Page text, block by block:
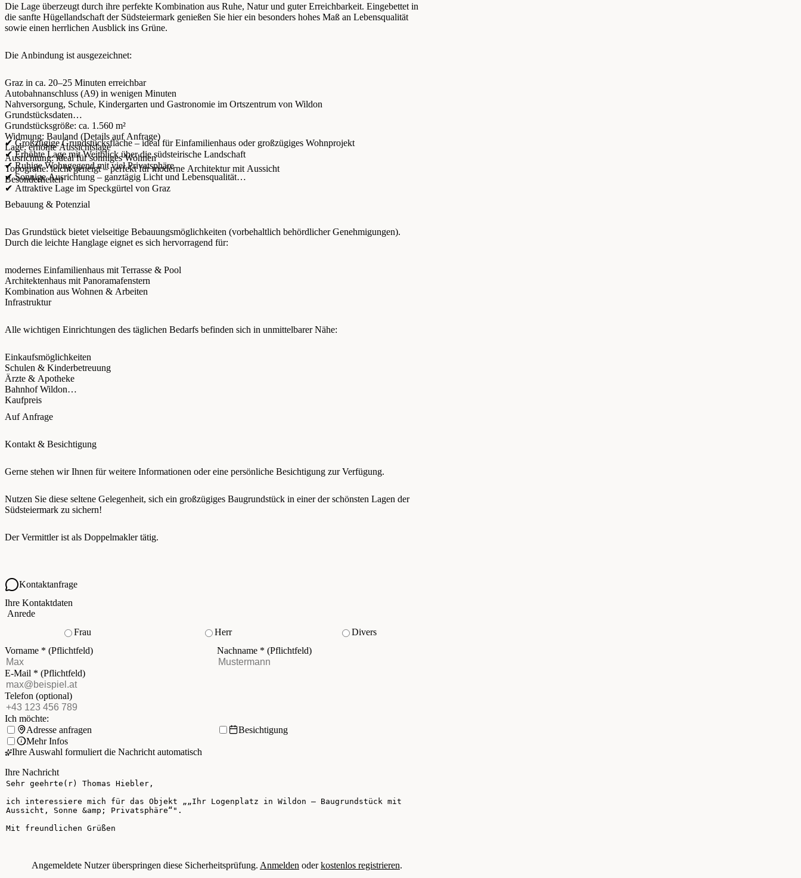
Die Lage überzeugt durch ihre perfekte Kombination aus Ruhe, Natur und guter Erreichbarkeit. Eingebettet in
die sanfte Hügellandschaft der Südsteiermark genießen Sie hier ein besonders hohes Maß an Lebensqualität
sowie einen herrlichen Ausblick ins Grüne.
Die Anbindung ist ausgezeichnet:
Graz in ca. 20–25 Minuten erreichbar
Autobahnanschluss (A9) in wenigen Minuten
Nahversorgung, Schule, Kindergarten und Gastronomie im Ortszentrum von Wildon
Grundstücksdaten
Grundstücksgröße: ca. 1.560 m²
Widmung: Bauland (Details auf Anfrage)
Lage: erhöhte Aussichtslage
Ausrichtung: ideal für sonniges Wohnen
Topografie: leicht geneigt – perfekt für moderne Architektur mit Aussicht
Besonderheiten
✔ Großzügige Grundstücksfläche – ideal für Einfamilienhaus oder großzügiges Wohnprojekt
✔ Erhöhte Lage mit Weitblick über die südsteirische Landschaft
✔ Ruhige Wohngegend mit viel Privatsphäre
✔ Sonnige Ausrichtung – ganztägig Licht und Lebensqualität
✔ Attraktive Lage im Speckgürtel von Graz
Bebauung & Potenzial
Das Grundstück bietet vielseitige Bebauungsmöglichkeiten (vorbehaltlich behördlicher Genehmigungen).
Durch die leichte Hanglage eignet es sich hervorragend für:
modernes Einfamilienhaus mit Terrasse & Pool
Architektenhaus mit Panoramafenstern
Kombination aus Wohnen & Arbeiten
Infrastruktur
Alle wichtigen Einrichtungen des täglichen Bedarfs befinden sich in unmittelbarer Nähe:
Einkaufsmöglichkeiten
Schulen & Kinderbetreuung
Ärzte & Apotheke
Bahnhof Wildon
Kaufpreis
Auf Anfrage
Kontakt & Besichtigung
Gerne stehen wir Ihnen für weitere Informationen oder eine persönliche Besichtigung zur Verfügung.
Nutzen Sie diese seltene Gelegenheit, sich ein großzügiges Baugrundstück in einer der schönsten Lagen der
Südsteiermark zu sichern!
Der Vermittler ist als Doppelmakler tätig.
Kontaktanfrage
Ihre Kontaktdaten
Anrede
Frau
Herr
Divers
Vorname * (Pflichtfeld) Nachname * (Pflichtfeld)
E-Mail * (Pflichtfeld)
Telefon (optional)
Ich möchte:
Adresse anfragen
Besichtigung
Mehr Infos
Ihre Auswahl formuliert die Nachricht automatisch
Ihre Nachricht
Angemeldete Nutzer überspringen diese Sicherheitsprüfung. Anmelden oderkostenlos registrieren.